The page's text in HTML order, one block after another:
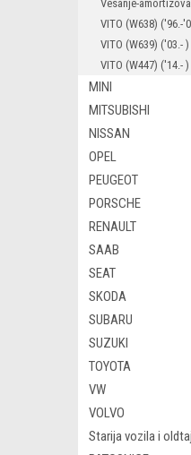
Vesanje-
VITO (W638) ('96.-
VITO (W639) ('03.- )
VITO (W447) ('14.- )
MINI
MITSUBISHI
NISSAN
OPEL
PEUGEOT
PORSCHE
RENAULT
SAAB
SEAT
SKODA
SUBARU
SUZUKI
TOYOTA
VW
VOLVO
Starija vozila i